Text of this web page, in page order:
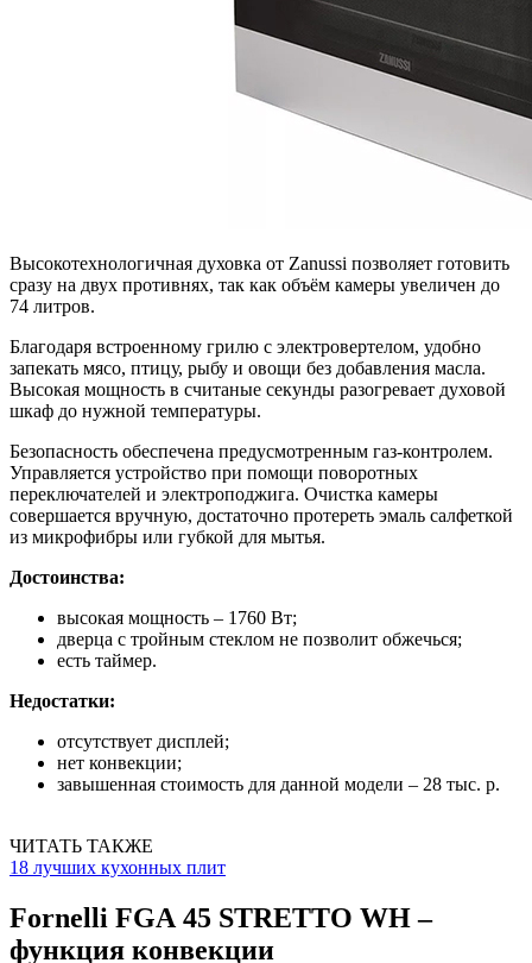
Высокотехнологичная духовка от Zanussi позволяет готовить
сразу на двух противнях, так как объём камеры увеличен до
74 литров.
Благодаря встроенному грилю с электровертелом, удобно
запекать мясо, птицу, рыбу и овощи без добавления масла.
Высокая мощность в считаные секунды разогревает духовой
шкаф до нужной температуры.
Безопасность обеспечена предусмотренным газ-контролем.
Управляется устройство при помощи поворотных
переключателей и электроподжига. Очистка камеры
совершается вручную, достаточно протереть эмаль салфеткой
из микрофибры или губкой для мытья.
Достоинства:
высокая мощность – 1760 Вт;
дверца с тройным стеклом не позволит обжечься;
есть таймер.
Недостатки:
отсутствует дисплей;
нет конвекции;
завышенная стоимость для данной модели – 28 тыс. р.
ЧИТАТЬ ТАКЖЕ
18 лучших кухонных плит
Fornelli FGА 45 STRETTO WH –
функция конвекции